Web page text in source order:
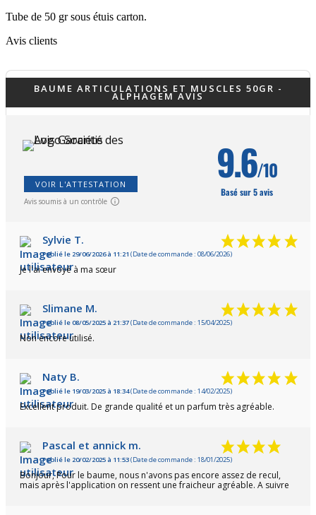
Tube de 50 gr sous étuis carton.
Avis clients
BAUME ARTICULATIONS ET MUSCLES 50GR -
ALPHAGEM AVIS
VOIR L'ATTESTATION
Avis soumis à un contrôle
9.6/10
Basé sur 5 avis
Sylvie T.
Publié le 29/06/2026 à 11:21 (Date de commande : 08/06/2026)
Je l'ai envoyé à ma sœur
Slimane M.
Publié le 08/05/2025 à 21:37(Date de commande : 15/04/2025)
Non encore utilisé.
Naty B.
Publié le 19/03/2025 à 18:34(Date de commande : 14/02/2025)
Excellent produit. De grande qualité et un parfum très agréable.
Pascal et annick m.
Publié le 20/02/2025 à 11:53(Date de commande : 18/01/2025)
Bonjour, Pour le baume, nous n'avons pas encore assez de recul,
mais après l'application on ressent une fraicheur agréable. A suivre